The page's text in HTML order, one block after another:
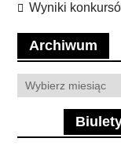
Wyniki
Archiwum
Archiwum